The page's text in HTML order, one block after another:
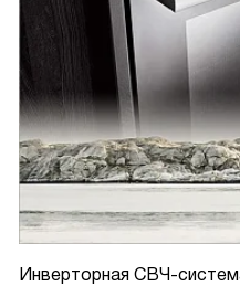
Инверторная СВЧ-